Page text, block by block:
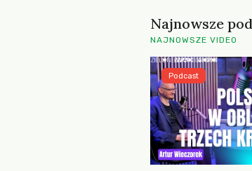
Najnowsze
NAJNOWSZE VIDEO
Podcast